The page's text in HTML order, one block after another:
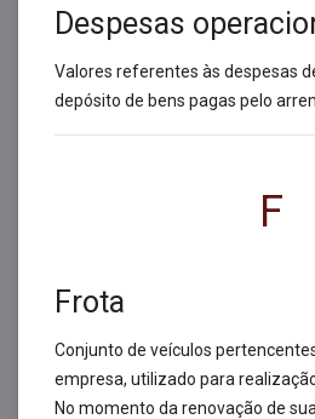
Despesas
Valores referentes às despesas
depósito de bens pagas pelo
F
Frota
Conjunto de veículos
empresa, utilizado para
No momento da renovação de